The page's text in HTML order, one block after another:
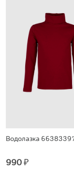
Водолазка
990₽